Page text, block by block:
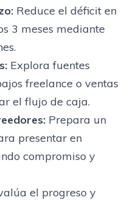
Reduce el déficit en
3 meses mediante
Explora fuentes
freelance o ventas
el flujo de caja.
Prepara un
presentar en
compromiso y
el progreso y